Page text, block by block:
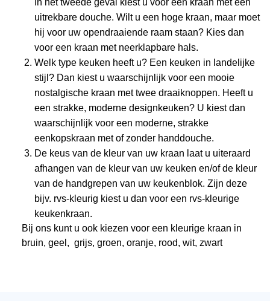
In het tweede geval kiest u voor een kraan met een
uitrekbare douche. Wilt u een hoge kraan, maar moet
hij voor uw opendraaiende raam staan? Kies dan
voor een kraan met neerklapbare hals.
Welk type keuken heeft u? Een keuken in landelijke
stijl? Dan kiest u waarschijnlijk voor een mooie
nostalgische kraan met twee draaiknoppen. Heeft u
een strakke, moderne designkeuken? U kiest dan
waarschijnlijk voor een moderne, strakke
eenkopskraan met of zonder handdouche.
De keus van de kleur van uw kraan laat u uiteraard
afhangen van de kleur van uw keuken en/of de kleur
van de handgrepen van uw keukenblok. Zijn deze
bijv. rvs-kleurig kiest u dan voor een rvs-kleurige
keukenkraan.
Bij ons kunt u ook kiezen voor een kleurige kraan in
bruin, geel, grijs, groen, oranje, rood, wit, zwart